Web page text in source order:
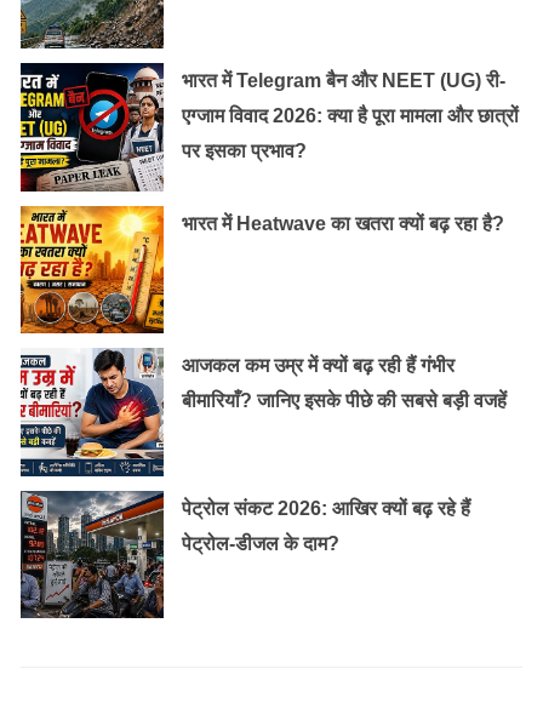
भारत में Telegram बैन और NEET (UG) री-
एग्जाम विवाद 2026: क्या है पूरा मामला और छात्रों
पर इसका प्रभाव?
भारत में Heatwave का खतरा क्यों बढ़ रहा है?
आजकल कम उम्र में क्यों बढ़ रही हैं गंभीर
बीमारियाँ? जानिए इसके पीछे की सबसे बड़ी वजहें
पेट्रोल संकट 2026: आखिर क्यों बढ़ रहे हैं
पेट्रोल-डीजल के दाम?